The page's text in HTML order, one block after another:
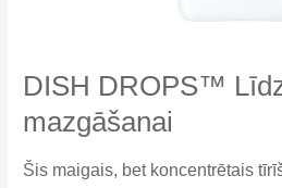
DISH DROPS™
mazgāšanai
Šis maigais, bet koncentrētais